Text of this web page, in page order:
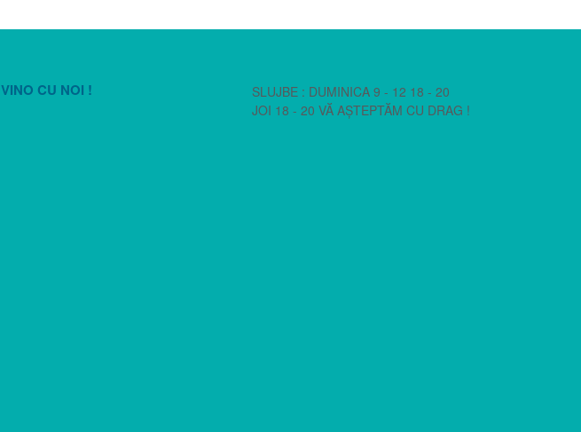
VINO CU NOI !
SLUJBE : DUMINICA 9 - 12 18 - 20
JOI 18 - 20 VĂ AȘTEPTĂM CU DRAG !